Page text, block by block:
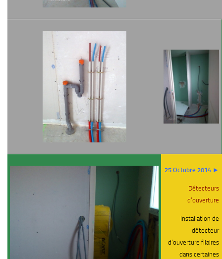
25 Octobre 2014 ►
Détecteurs
d’ouverture
Installation de
détecteur
d’ouverture filaires
dans certaines